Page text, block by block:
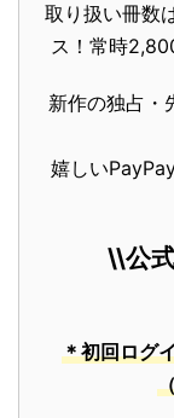
取り扱い冊数
ス！常時
新作の独占・
嬉しい
\\公
＊初回ログ